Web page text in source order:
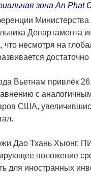
зона An Phat
что несмотря на
достаточно
Вьетнам привлёк
с
США,
Дао Тхань
положение
для иностранных